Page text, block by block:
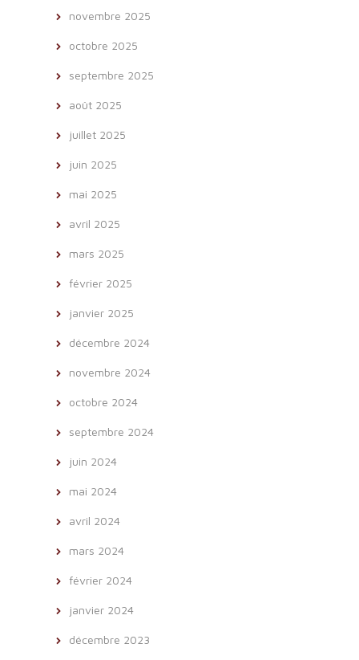
novembre 2025
octobre 2025
septembre 2025
août 2025
juillet 2025
juin 2025
mai 2025
avril 2025
mars 2025
février 2025
janvier 2025
décembre 2024
novembre 2024
octobre 2024
septembre 2024
juin 2024
mai 2024
avril 2024
mars 2024
février 2024
janvier 2024
décembre 2023